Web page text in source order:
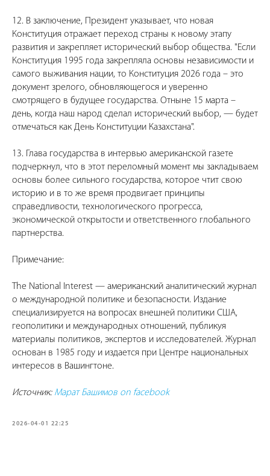
12. В заключение, Президент указывает, что новая
Конституция отражает переход страны к новому этапу
развития и закрепляет исторический выбор общества. "Если
Конституция 1995 года закрепляла основы независимости и
самого выживания нации, то Конституция 2026 года – это
документ зрелого, обновляющегося и уверенно
смотрящего в будущее государства. Отныне 15 марта –
день, когда наш народ сделал исторический выбор, — будет
отмечаться как День Конституции Казахстана".
13. Глава государства в интервью американской газете
подчеркнул, что в этот переломный момент мы закладываем
основы более сильного государства, которое чтит свою
историю и в то же время продвигает принципы
справедливости, технологического прогресса,
экономической открытости и ответственного глобального
партнерства.
Примечание:
The National Interest — американский аналитический журнал
о международной политике и безопасности. Издание
специализируется на вопросах внешней политики США,
геополитики и международных отношений, публикуя
материалы политиков, экспертов и исследователей. Журнал
основан в 1985 году и издается при Центре национальных
интересов в Вашингтоне.
Источник: Марат Башимов on facebook
2026-04-01 22:25